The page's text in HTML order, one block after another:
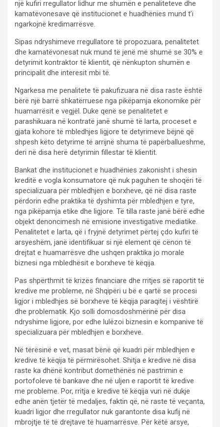
një kufiri rregullator lidhur me shumën e penaliteteve dhe
kamatëvonesave që institucionet e huadhënies mund t’i
ngarkojnë kredimarrësve.
Sipas ndryshimeve rregullatore të propozuara, penalitetet
dhe kamatëvonesat nuk mund të jenë më shumë se 30% e
detyrimit kontraktor të klientit, që nënkupton shumën e
principalit dhe interesit mbi të.
Ngarkesa me penalitete të pakufizuara në disa raste është
bërë një barrë shkatërruese nga pikëpamja ekonomike për
huamarrësit e vegjël. Duke qenë se penalitetet e
parashikuara në kontratë janë shumë të larta, proceset e
gjata kohore të mbledhjes ligjore te detyrimeve bëjnë që
shpesh këto detyrime të arrijnë shuma të papërballueshme,
deri në disa herë detyrimin fillestar të klientit.
Bankat dhe institucionet e huadhënies zakonisht i shesin
kreditë e vogla konsumatore që nuk paguhen te shoqëri të
specializuara për mbledhjen e borxheve, që në disa raste
përdorin edhe praktika të dyshimta për mbledhjen e tyre,
nga pikëpamja etike dhe ligjore. Të tilla raste janë bërë edhe
objekt denoncimesh në emisione investigative mediatike.
Penalitetet e larta, që i fryjnë detyrimet përtej çdo kufiri të
arsyeshëm, janë identifikuar si një element që cënon të
drejtat e huamarrësve dhe ushqen praktika jo morale
biznesi nga mbledhësit e borxheve të këqija.
Pas shpërthmit të krizës financiare dhe rritjes së raportit të
kredive me probleme, në Shqipëri u bë e qartë se procesi
ligjor i mbledhjes së borxheve të këqija paraqitej i vështirë
dhe problematik. Kjo solli domosdoshmërinë për disa
ndryshime ligjore, por edhe lulëzoi biznesin e kompanive të
specializuara për mbledhjen e borxheve.
Në tërësinë e vet, masat bënë që kuadri për mbledhjen e
kredive të këqija të përmirësohet. Shitja e kredive në disa
raste ka dhënë kontribut domethënës në pastrimin e
portofoleve të bankave dhe në uljen e raportit të kredive
me probleme. Por, rritja e kredive të këqija vuri në dukje
edhe anën tjetër të medaljes, faktin që, në raste të veçanta,
kuadri ligjor dhe rregullator nuk garantonte disa kufij në
mbrojtje të të drejtave të huamarrësve. Për këtë arsye,